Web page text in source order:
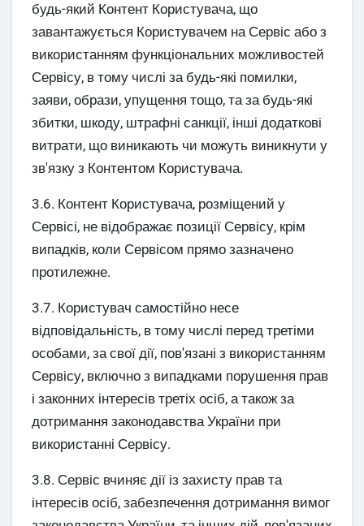
будь-який Контент Користувача, що
завантажується Користувачем на Сервіс або з
використанням функціональних можливостей
Сервісу, в тому числі за будь-які помилки,
заяви, образи, упущення тощо, та за будь-які
збитки, шкоду, штрафні санкції, інші додаткові
витрати, що виникають чи можуть виникнути у
зв'язку з Контентом Користувача.
3.6. Контент Користувача, розміщений у
Сервісі, не відображає позиції Сервісу, крім
випадків, коли Сервісом прямо зазначено
протилежне.
3.7. Користувач самостійно несе
відповідальність, в тому числі перед третіми
особами, за свої дії, пов'язані з використанням
Сервісу, включно з випадками порушення прав
і законних інтересів третіх осіб, а також за
дотримання законодавства України при
використанні Сервісу.
3.8. Сервіс вчиняє дії із захисту прав та
інтересів осіб, забезпечення дотримання вимог